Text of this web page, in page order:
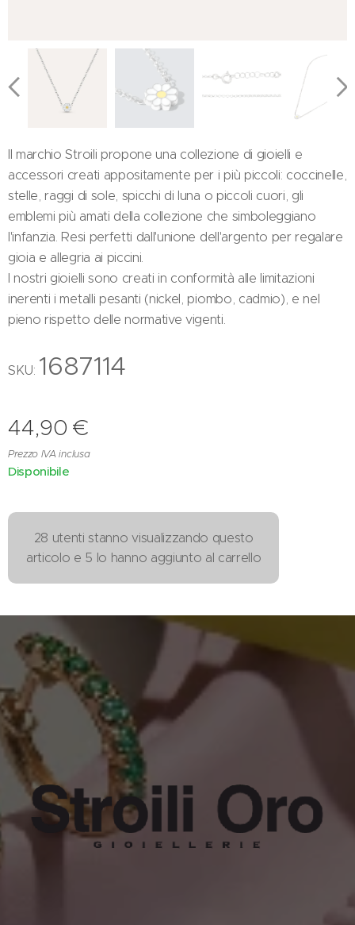
Il marchio Stroili propone una collezione di gioielli e
accessori creati appositamente per i più piccoli: coccinelle,
stelle, raggi di sole, spicchi di luna o piccoli cuori, gli
emblemi più amati della collezione che simboleggiano
l'infanzia. Resi perfetti dall'unione dell'argento per regalare
gioia e allegria ai piccini.
I nostri gioielli sono creati in conformità alle limitazioni
inerenti i metalli pesanti (nickel, piombo, cadmio), e nel
pieno rispetto delle normative vigenti.
SKU: 1687114
44,90 €
Prezzo IVA inclusa
Disponibile
28 utenti stanno visualizzando questo
articolo e 5 lo hanno aggiunto al carrello